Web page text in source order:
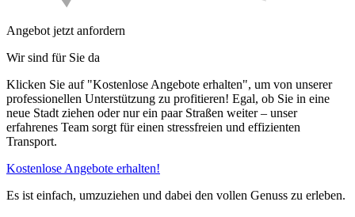
Angebot jetzt anfordern
Wir sind für Sie da
Klicken Sie auf "Kostenlose Angebote erhalten", um von unserer
professionellen Unterstützung zu profitieren! Egal, ob Sie in eine
neue Stadt ziehen oder nur ein paar Straßen weiter – unser
erfahrenes Team sorgt für einen stressfreien und effizienten
Transport.
Kostenlose Angebote erhalten!
Es ist einfach, umzuziehen und dabei den vollen Genuss zu erleben.